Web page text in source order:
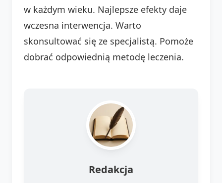
w każdym wieku. Najlepsze efekty daje
wczesna interwencja. Warto
skonsultować się ze specjalistą. Pomoże
dobrać odpowiednią metodę leczenia.
Redakcja